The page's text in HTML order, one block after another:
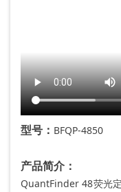
型号： BFQP-4850
产品简介：
QuantFinder 48荧光